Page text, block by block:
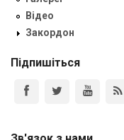
Відео
Закордон
Підпишіться